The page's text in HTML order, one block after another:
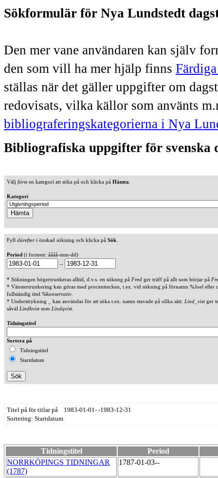
Sökformulär för Nya Lundstedt
Den mer vane användaren kan själv
den som vill ha mer hjälp finns
ställas när det gäller uppgifter om
redovisats, vilka källor som använts
bibliograferingskategorierna i Nya
Bibliografiska uppgifter för svenska
Välj försten kategori att söka på och klicka på Hämta
Kategori
Fyll därefteri önskad sökning och klicka på Sök
Period (i formen: åååå-mm-dd)
--
* Sökningen högertrunkeras alltid, d.v.s. en söknng på Fred ger träff på allt som börjar på
* Vänstertrunkering kan göras med procenttecken, t.ex. vid sökning på förnamn %Joel eller
fullständig titel %konservativ
* Understrykning _ kan användas för att söka t.ex. namn stavade på olika sätt. Lind_vistger
såväl Lindkvistsom Lindqvist.
Tidningstitel
Sortera på
Tidningstitel
Startdatum
Titel på för titlar på 1983-01-01- -1983-12-31
Sortering: Startdatum
Tidningstitel
Period
NORRKÖPINGS TIDNINGAR
(1787)
1787-01-03--